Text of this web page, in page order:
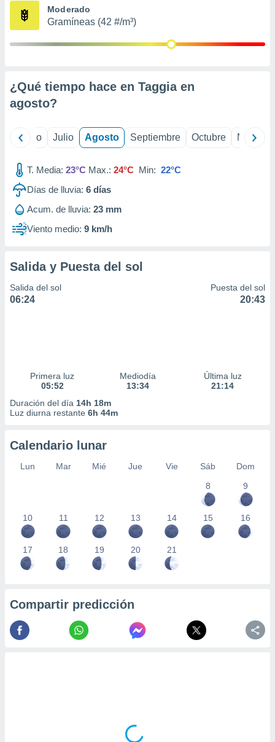
publicidad
1199
Moderado
Gramíneas (42 #/m³)
¿Qué tiempo hace en Taggia en
agosto?
Junio Julio Agosto Septiembre Octubre
T. Media: 23°C Max.: 24°C Min: 22°C
Días de lluvia: 6 días
Acum. de lluvia: 23 mm
Viento medio: 9 km/h
Salida y Puesta del sol
Salida del sol
06:24
Puesta del sol
20:43
Primera luz
05:52
Mediodía
13:34
Última luz
21:14
Duración del día 14h 18m
Luz diurna restante 6h 44m
Calendario lunar
Lun Mar Mié Jue Vie Sáb
Dom
8
9
10 11 12 13 14 15 16
17 18 19 20 21
Compartir predicción